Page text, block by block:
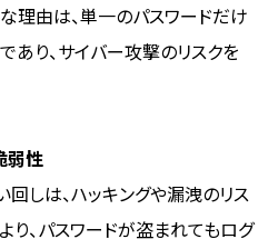
理由は、単一のパスワードだけ
あり、サイバー攻撃のリスクを
弱性
しは、ハッキングや漏洩のリス
り、パスワードが盗まれてもログ